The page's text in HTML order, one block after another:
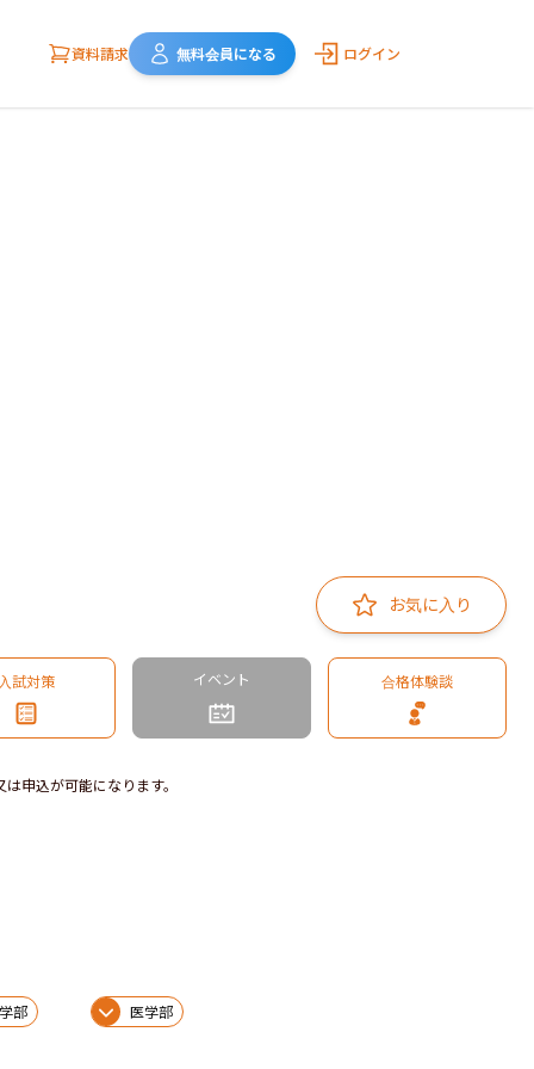
資料請求 無料会員になる ログイン
お気に入り
試対策 イベント 合格体験談
申込が可能になります。
部 医学部